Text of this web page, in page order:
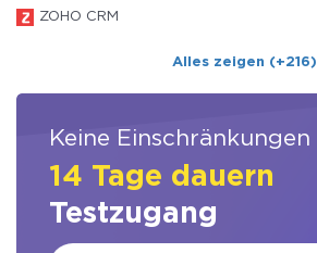
ZOHO CRM
Alles zeigen (+216)
Keine Einschränkungen
14 Tage dauern
Testzugang